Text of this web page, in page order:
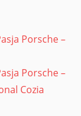
Porsche –
Porsche –
Cozia